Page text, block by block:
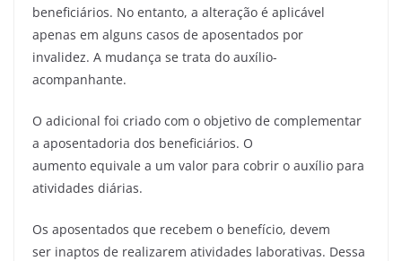
beneficiários. No entanto, a alteração é aplicável
apenas em alguns casos de aposentados por
invalidez. A mudança se trata do auxílio-
acompanhante.
O adicional foi criado com o objetivo de complementar
a aposentadoria dos beneficiários. O
aumento equivale a um valor para cobrir o auxílio para
atividades diárias.
Os aposentados que recebem o benefício, devem
ser inaptos de realizarem atividades laborativas. Dessa